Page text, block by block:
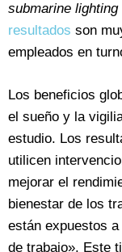
submarine
resultados son
empleados en
Los beneficios
el sueño y la
estudio. Los
utilicen
mejorar el
bienestar de los
están expuestos
de trabajo». Este